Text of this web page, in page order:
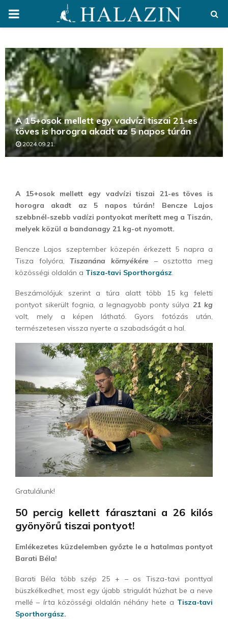
PRIMARY
A 15+osok mellett egy vadvízi tiszai 21-es
töves is horogra akadt az 5 napos túrán
2024.09.21.
A 15+osok mellett egy vadvízi tiszai 21-es töves is
horogra akadt az 5 napos túrán! Bencze Lajos
szebbnél-szebb vadízi pontyokat merített meg a Tiszán,
melyek közül a bandanagy 21 kg-ot nyomott.
Bencze Lajos szeptember közepén érkezett 5 napra a
Tisza folyóra, Tiszanána környékére – osztotta meg
közösségi oldalán a Tisza-tavi Sporthorgász.
Beszámolójuk szerint a túra alatt több 15 kg feletti
pontyot sikerült fognia, a legnagyobb ponty súlya 21 kg
volt, mely a képen látható. Gyors fotózás után,
természetesen vissza nyerte a szabadságát a hal.
Gratulálunk!
50 percig kellett fárasztani a 26 kilós
gyönyörű tiszai pontyot!
Emlékezetes küzdelemben győzte le a hatalmas pontyot
Barati Béla!
Barati Béla több szép 25 + – os Tisza-tavi ponttyal
büszkélkedhet, most egy újabb strigulát húzhat be a neve
mellé – írta közösségi oldalán néhány hete a Tisza-tavi
Sporthorgász.